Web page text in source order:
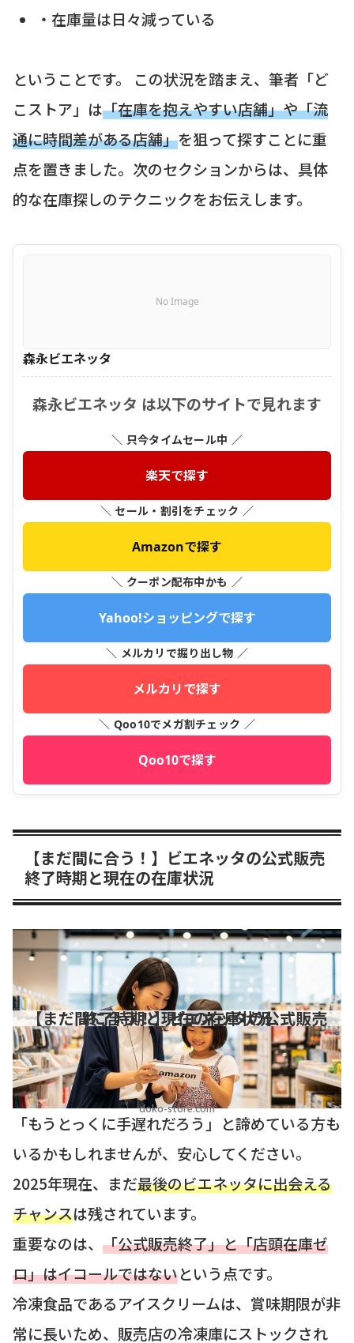
・在庫量は日々減っている
ということです。 この状況を踏まえ、筆者「ど
こストア」は「在庫を抱えやすい店舗」や「流
通に時間差がある店舗」を狙って探すことに重
点を置きました。次のセクションからは、具体
的な在庫探しのテクニックをお伝えします。
No Image
森永ビエネッタ
森永ビエネッタ は以下のサイトで見れます
＼ 只今タイムセール中 ／
楽天で探す
＼ セール・割引をチェック ／
Amazonで探す
＼ クーポン配布中かも ／
Yahoo!ショッピングで探す
＼ メルカリで掘り出し物 ／
メルカリで探す
＼ Qoo10でメガ割チェック ／
Qoo10で探す
【まだ間に合う！】ビエネッタの公式販売
終了時期と現在の在庫状況
doko-store.com
【まだ間に合う！】ビエネッタの公式販売終了時期と現在の在庫状況
「もうとっくに手遅れだろう」と諦めている方も
いるかもしれませんが、安心してください。
2025年現在、まだ最後のビエネッタに出会える
チャンスは残されています。
重要なのは、 「公式販売終了」と「店頭在庫ゼ
ロ」はイコールではないという点です。
冷凍食品であるアイスクリームは、賞味期限が非
常に長いため、販売店の冷凍庫にストックされ